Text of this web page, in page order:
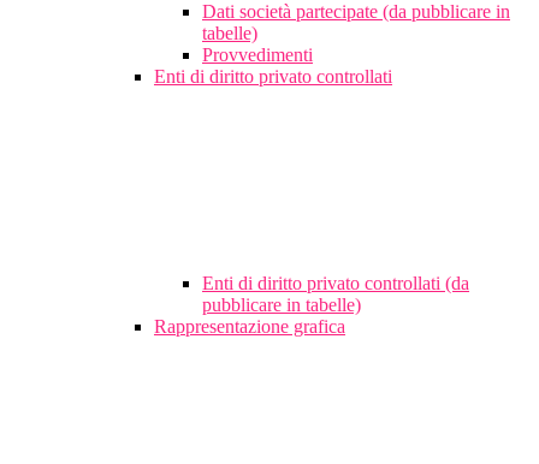
Dati società partecipate (da pubblicare in
tabelle)
Provvedimenti
Enti di diritto privato controllati
Enti di diritto privato controllati (da
pubblicare in tabelle)
Rappresentazione grafica